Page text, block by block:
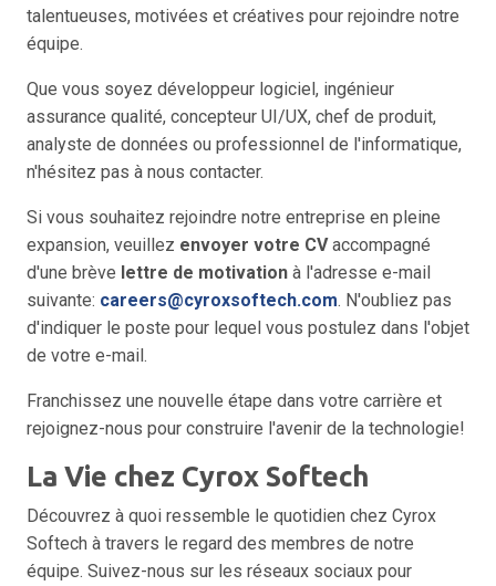
talentueuses, motivées et créatives pour rejoindre notre
équipe.
Que vous soyez développeur logiciel, ingénieur
assurance qualité, concepteur UI/UX, chef de produit,
analyste de données ou professionnel de l'informatique,
n'hésitez pas à nous contacter.
Si vous souhaitez rejoindre notre entreprise en pleine
expansion, veuillez envoyer votre CVaccompagné
d'une brève lettre de motivation à l'adresse e-mail
suivante: careers@cyroxsoftech.com. N'oubliez pas
d'indiquer le poste pour lequel vous postulez dans l'objet
de votre e-mail.
Franchissez une nouvelle étape dans votre carrière et
rejoignez-nous pour construire l'avenir de la technologie!
La Vie chez Cyrox Softech
Découvrez à quoi ressemble le quotidien chez Cyrox
Softech à travers le regard des membres de notre
équipe. Suivez-nous sur les réseaux sociaux pour